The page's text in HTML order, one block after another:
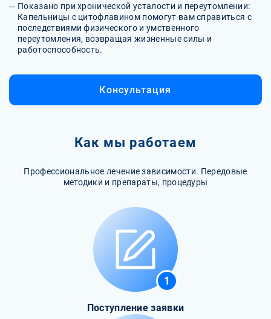
Показано при хронической усталости и переутомлении:
Капельницы с цитофлавином помогут вам справиться с
последствиями физического и умственного
переутомления, возвращая жизненные силы и
работоспособность.
Консультация
Как мы работаем
Профессиональное лечение зависимости. Передовые
методики и препараты, процедуры
1
Поступление заявки